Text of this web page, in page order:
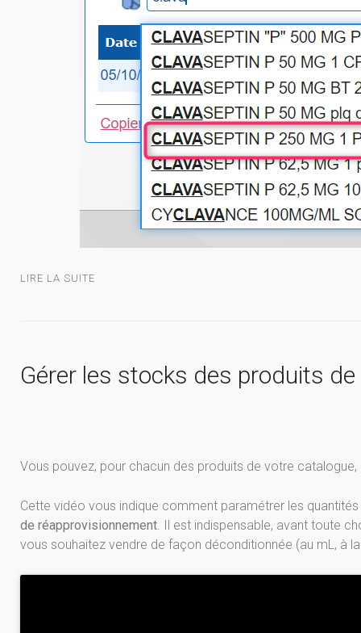
LIRE LA SUITE
Gérer les stocks des produits
Vous pouvez, pour chacun des produits de votre
Cette vidéo vous indique comment paramétrer les
de réapprovisionnement. Il est indispensable, avant toute
vous souhaitez vendre de façon déconditionnée (au mL, à